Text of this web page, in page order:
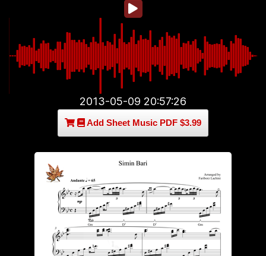
2013-05-09 20:57:26
Add Sheet Music PDF $3.99